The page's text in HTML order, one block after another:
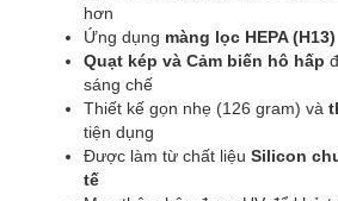
hơn
Ứng dụng màng lọc HEPA (H13)
Quạt kép và Cảm biến hô hấp
sáng chế
Thiết kế gọn nhẹ (126 gram) và
tiện dụng
Được làm từ chất liệu Silicon
tế